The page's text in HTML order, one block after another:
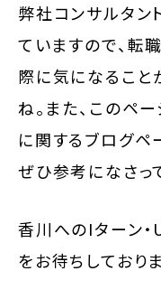
弊社コンサルタン
ていますので、転
際に気になること
ね。また、このペ
に関するブログペ
ぜひ参考になさっ
香川へのIターン・
をお待ちしており